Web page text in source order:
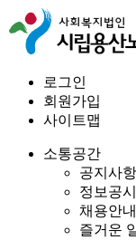
로그인
회원가입
사이트맵
소통공간
공지사항
정보공시
채용안내
즐거운